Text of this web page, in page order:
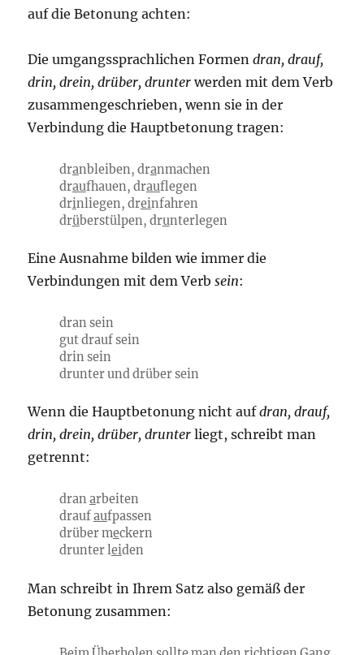
auf die Betonung achten:
Die umgangssprachlichen Formendran, drauf,
drin, drein, drüber, drunter werden mit dem Verb
zusammengeschrieben, wenn sie in der
Verbindung die Hauptbetonung tragen:
dranbleiben, dranmachen
draufhauen, drauflegen
drinliegen, dreinfahren
drüberstülpen, drunterlegen
Eine Ausnahme bilden wie immer die
Verbindungen mit dem Verbsein:
dran sein
gut drauf sein
drin sein
drunter und drüber sein
Wenn die Hauptbetonung nicht aufdran, drauf,
drin, drein, drüber, drunter liegt, schreibt man
getrennt:
dran arbeiten
draufaufpassen
drüber meckern
drunter leiden
Man schreibt in Ihrem Satz also gemäß der
Betonung zusammen: